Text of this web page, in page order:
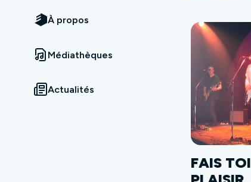
À propos
Médiathèques
Actualités
FAIS TOI